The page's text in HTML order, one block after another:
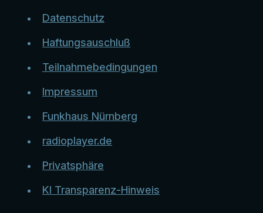
Datenschutz
Haftungsauschluß
Teilnahmebedingungen
Impressum
Funkhaus Nürnberg
radioplayer.de
Privatsphäre
KI Transparenz-Hinweis